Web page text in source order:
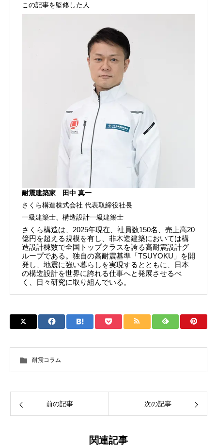
この記事を監修した人
耐震建築家 田中 真一
さくら構造株式会社 代表取締役社長
一級建築士、構造設計一級建築士
さくら構造は、2025年現在、社員数150名、売上高20
億円を超える規模を有し、非木造建築においては構
造設計棟数で全国トップクラスを誇る高耐震設計グ
ループである。独自の高耐震基準「TSUYOKU」を開
発し、地震に強い暮らしを実現するとともに、日本
の構造設計を世界に誇れる仕事へと発展させるべ
く、日々研究に取り組んでいる。
耐震コラム
前の記事 次の記事
関連記事